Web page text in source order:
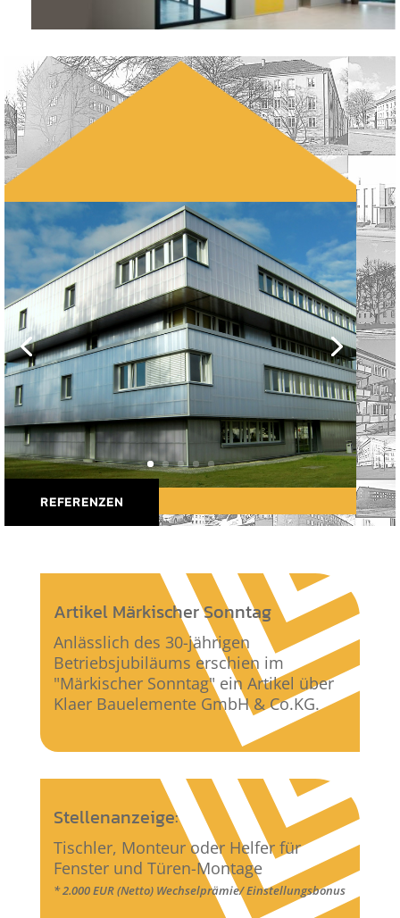
REFERENZEN
Artikel Märkischer Sonntag
Anlässlich des 30-jährigen
Betriebsjubiläums erschien im
"Märkischer Sonntag" ein Artikel über
Klaer Bauelemente GmbH & Co.KG.
Stellenanzeige:
Tischler, Monteur oder Helfer für
Fenster und Türen-Montage
* 2.000 EUR (Netto) Wechselprämie/ Einstellungsbonus